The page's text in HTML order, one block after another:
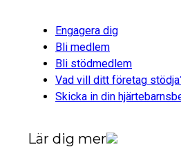
Engagera dig
Bli medlem
Bli stödmedlem
Vad vill ditt företag
Skicka in din
Lär dig mer